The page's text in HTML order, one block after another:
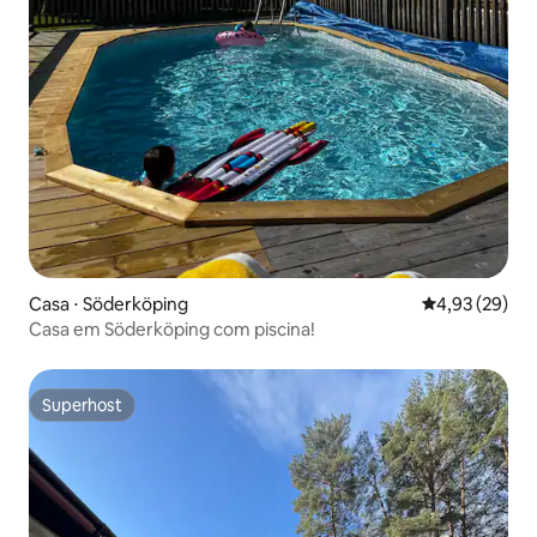
Casa ⋅ Söderköping 4,93 de uma
4,93 (29)
Casa em Söderköping com piscina!
Superhost
Superhost